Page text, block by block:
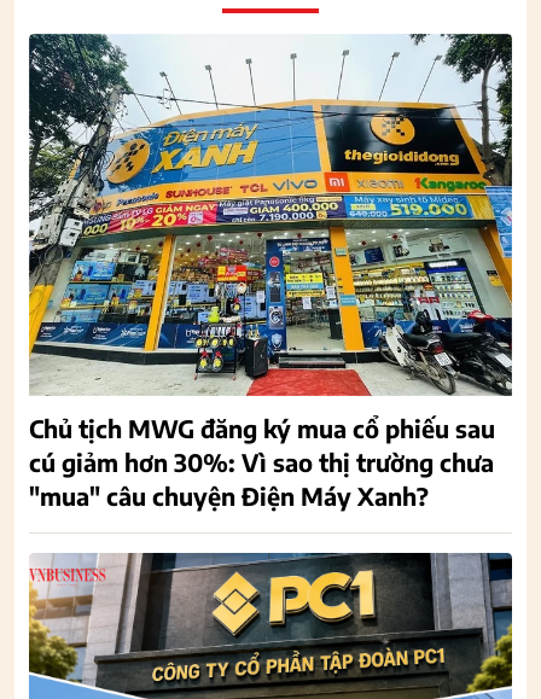
Chủ tịch MWG đăng ký mua cổ phiếu sau
cú giảm hơn 30%: Vì sao thị trường chưa
"mua" câu chuyện Điện Máy Xanh?